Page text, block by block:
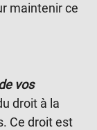
maintenir ce
vos
droit à la
Ce droit est